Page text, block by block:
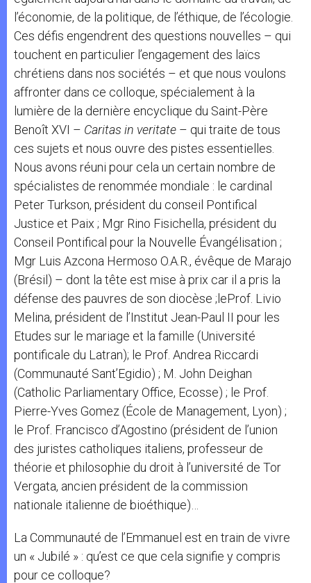
l’économie, de la politique, de l’éthique, de l’écologie.
Ces défis engendrent des questions nouvelles – qui
touchent en particulier l’engagement des laïcs
chrétiens dans nos sociétés – et que nous voulons
affronter dans ce colloque, spécialement à la
lumière de la dernière encyclique du Saint-Père
Benoît XVI – Caritas in veritate – qui traite de tous
ces sujets et nous ouvre des pistes essentielles.
Nous avons réuni pour cela un certain nombre de
spécialistes de renommée mondiale : le cardinal
Peter Turkson, président du conseil Pontifical
Justice et Paix ; Mgr Rino Fisichella, président du
Conseil Pontifical pour la Nouvelle Évangélisation ;
Mgr Luis Azcona Hermoso O.A.R., évêque de Marajo
(Brésil) – dont la tête est mise à prix car il a pris la
défense des pauvres de son diocèse ;leProf. Livio
Melina, président de l’Institut Jean-Paul II pour les
Etudes sur le mariage et la famille (Université
pontificale du Latran); le Prof. Andrea Riccardi
(Communauté Sant’Egidio) ; M. John Deighan
(Catholic Parliamentary Office, Ecosse) ; le Prof.
Pierre-Yves Gomez (École de Management, Lyon) ;
le Prof. Francisco d’Agostino (président de l’union
des juristes catholiques italiens, professeur de
théorie et philosophie du droit à l’université de Tor
Vergata, ancien président de la commission
nationale italienne de bioéthique)…
La Communauté de l’Emmanuel est en train de vivre
un « Jubilé » : qu’est ce que cela signifie y compris
pour ce colloque?